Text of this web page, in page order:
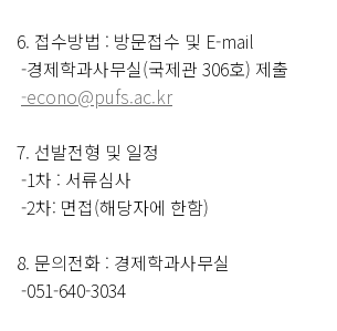
6. 접수방법 : 방문접수 및 E-mail
-경제학과사무실(국제관 306호) 제출
-econo@pufs.ac.kr
7. 선발전형 및 일정
-1차 : 서류심사
-2차: 면접(해당자에 한함)
8. 문의전화 : 경제학과사무실
-051-640-3034